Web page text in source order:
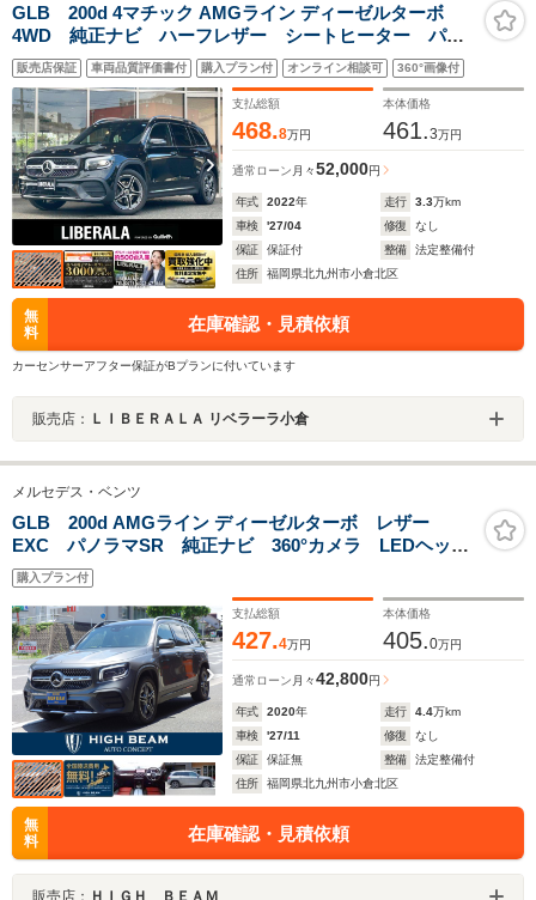
GLB 200d 4マチック AMGライン ディーゼルターボ
4WD 純正ナビ ハーフレザー シートヒーター パワ
ーシート 360°カメラ Bluetooth 前後クリアランスソ
ナー パワーバックドア パドルシフト ACC レーン
キープ BSM LEDライト アンビエントライト ETC
販売店保証 車両品質評価書付 購入プラン付 オンライン相談可 360°画像付
支払総額
468.8万円
本体価格
461.3万円
通常ローン 月々52,000円
年式 2022年 走行 3.3万km
車検
'27/04 修復
なし
保証
保証付 整備
法定整備付
住所
福岡県北九州市小倉北区
無
料
在庫確認・見積依頼
カーセンサーアフター保証がBプランに付いています
販売店： ＬＩＢＥＲＡＬＡ リベラーラ小倉
メルセデス・ベンツ
GLB 200d AMGライン ディーゼルターボ レザー
EXC パノラマSR 純正ナビ 360°カメラ LEDヘッド
ライト オートライト シートヒーター パワーシー
ト 電動リアゲート タイヤ交換済み
購入プラン付
支払総額
427.4万円
本体価格
405.0万円
通常ローン 月々42,800円
年式 2020年 走行 4.4万km
車検
'27/11 修復
なし
保証
保証無 整備
法定整備付
住所
福岡県北九州市小倉北区
無
料
在庫確認・見積依頼